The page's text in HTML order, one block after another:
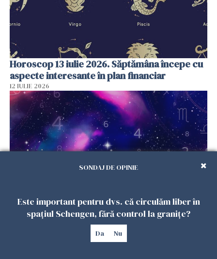
Horoscop 13 iulie 2026. Săptămâna începe cu
aspecte interesante în plan financiar
12 IULIE 2026
Horoscop 12 iulie 2026: O zodie strălucește,
Săgetătorii au o dispoziție proastă -
previziuni complete
SONDAJ DE OPINIE
Este important pentru dvs. că circulăm liber în
spațiul Schengen, fără control la granițe?
Da Nu